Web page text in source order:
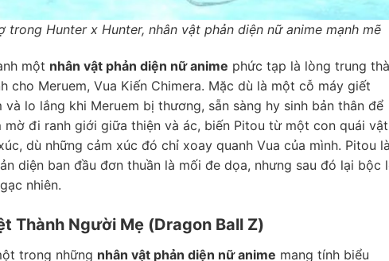
Hunter x Hunter, nhân vật phản diện nữ anime mạnh mẽ
một nhân vật phản diện nữ anime phức tạp là lòng trung
cho Meruem, Vua Kiến Chimera. Mặc dù là một cỗ máy giết
lo lắng khi Meruem bị thương, sẵn sàng hy sinh bản thân để
mờ đi ranh giới giữa thiện và ác, biến Pitou từ một con quái vật
dù những cảm xúc đó chỉ xoay quanh Vua của mình. Pitou
diện ban đầu đơn thuần là mối đe dọa, nhưng sau đó lại bộc
nhiên.
Thành Người Mẹ (Dragon Ball Z)
trong những nhân vật phản diện nữ anime mang tính biểu